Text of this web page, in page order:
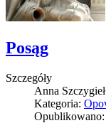
Posąg
Szczegóły
Anna Szczygieł
Kategoria: